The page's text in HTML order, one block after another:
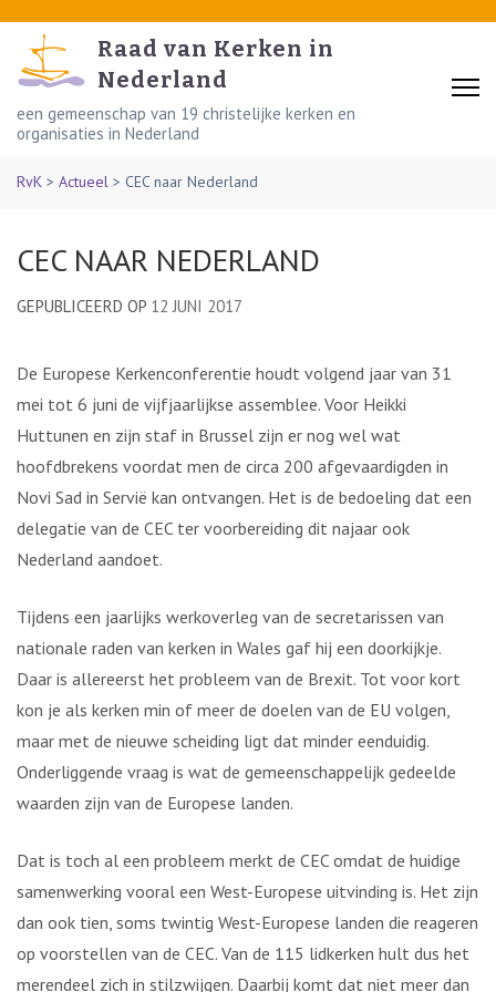
content
(Press
Enter)
Raad van Kerken in
Nederland
een gemeenschap van 19 christelijke kerken en
organisaties in Nederland
RvK > Actueel > CEC naar Nederland
CEC NAAR NEDERLAND
GEPUBLICEERD OP 12 JUNI 2017
De Europese Kerkenconferentie houdt volgend jaar van 31
mei tot 6 juni de vijfjaarlijkse assemblee. Voor Heikki
Huttunen en zijn staf in Brussel zijn er nog wel wat
hoofdbrekens voordat men de circa 200 afgevaardigden in
Novi Sad in Servië kan ontvangen. Het is de bedoeling dat een
delegatie van de CEC ter voorbereiding dit najaar ook
Nederland aandoet.
Tijdens een jaarlijks werkoverleg van de secretarissen van
nationale raden van kerken in Wales gaf hij een doorkijkje.
Daar is allereerst het probleem van de Brexit. Tot voor kort
kon je als kerken min of meer de doelen van de EU volgen,
maar met de nieuwe scheiding ligt dat minder eenduidig.
Onderliggende vraag is wat de gemeenschappelijk gedeelde
waarden zijn van de Europese landen.
Dat is toch al een probleem merkt de CEC omdat de huidige
samenwerking vooral een West-Europese uitvinding is. Het zijn
dan ook tien, soms twintig West-Europese landen die reageren
op voorstellen van de CEC. Van de 115 lidkerken hult dus het
merendeel zich in stilzwijgen. Daarbij komt dat niet meer dan